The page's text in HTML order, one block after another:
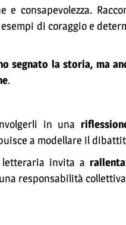
consapevolezza.
di coraggio e
segnato la storia, ma
.
in una
a modellare il
letteraria invita a
responsabilità